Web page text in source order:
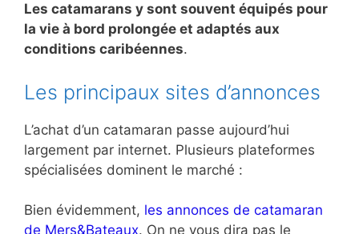
Les catamarans y sont souvent équipés pour
la vie à bord prolongée et adaptés aux
conditions caribéennes.
Les principaux sites d’annonces
L’achat d’un catamaran passe aujourd’hui
largement par internet. Plusieurs plateformes
spécialisées dominent le marché :
Bien évidemment, les annonces de catamaran
de Mers&Bateaux. On ne vous dira pas le